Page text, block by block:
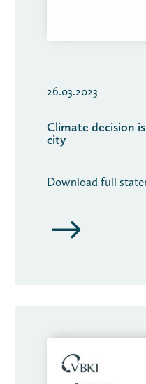
26.03.2023
Climate decision
city
Download full
$